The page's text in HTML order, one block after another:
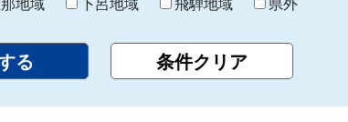
地域 下呂地域 飛騨地域 県外